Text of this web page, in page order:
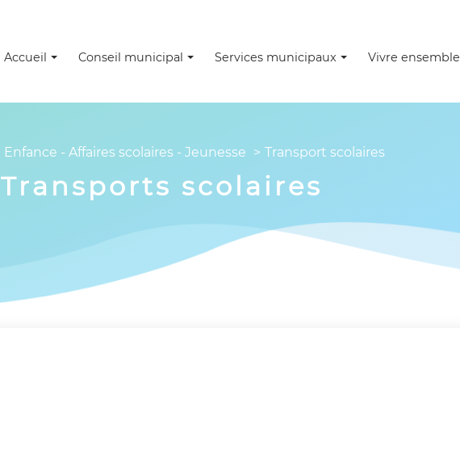
Accueil Conseil municipal Services municipaux Vivre ensemble
Enfance - Affaires scolaires - Jeunesse Transport scolaires
Transports scolaires